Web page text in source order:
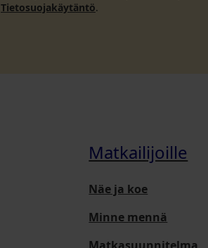
Tietosuojakäytäntö.
Matkailijoille
Näe ja koe
Minne mennä